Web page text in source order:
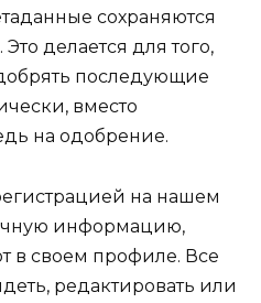
сохраняются
делается для того,
последующие
вместо
на одобрение.
на нашем
информацию,
в своем профиле. Все
редактировать или